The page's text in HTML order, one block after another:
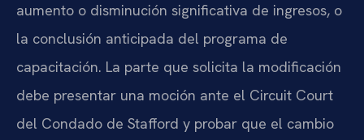
aumento o disminución significativa de ingresos, o
la conclusión anticipada del programa de
capacitación. La parte que solicita la modificación
debe presentar una moción ante el Circuit Court
del Condado de Stafford y probar que el cambio